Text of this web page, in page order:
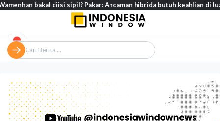
diisi sipil? Pakar: Ancaman hibrida butuh keahlian di luar militer